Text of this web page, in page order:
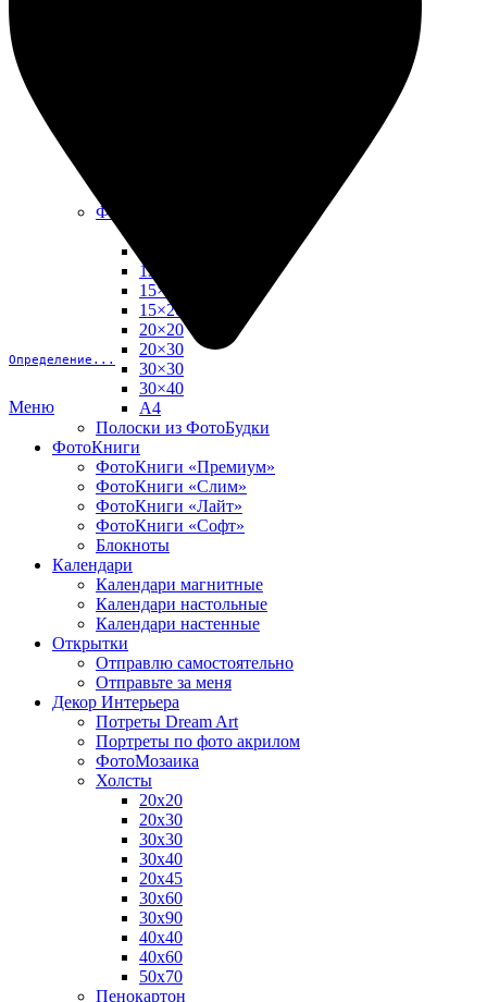
Определение...
Меню
Фото в рамке
13×18
15×15
15×20
20×20
20×30
30×30
30×40
A4
Полоски из ФотоБудки
ФотоКниги
ФотоКниги «Премиум»
ФотоКниги «Слим»
ФотоКниги «Лайт»
ФотоКниги «Софт»
Блокноты
Календари
Календари магнитные
Календари настольные
Календари настенные
Открытки
Отправлю самостоятельно
Отправьте за меня
Декор Интерьера
Потреты Dream Art
Портреты по фото акрилом
ФотоМозаика
Холсты
20х20
20х30
30х30
30х40
20х45
30х60
30х90
40х40
40х60
50х70
Пенокартон